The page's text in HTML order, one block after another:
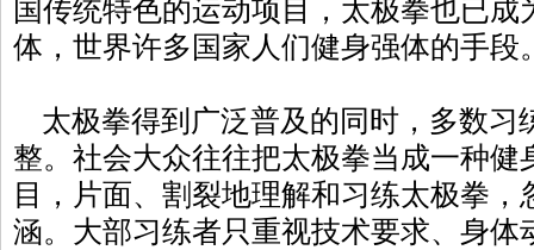
国传统特色的运动项目，太极拳也已
体，世界许多国家人们健身强体的手段
太极拳得到广泛普及的同时，多数习
整。社会大众往往把太极拳当成一种健
目，片面、割裂地理解和习练太极拳
涵。大部习练者只重视技术要求、身体